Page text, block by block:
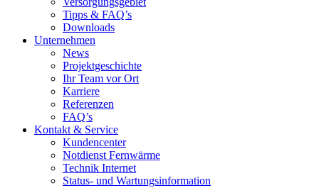
Tipps & FAQ’s
Downloads
Unternehmen
News
Projektgeschichte
Ihr Team vor Ort
Karriere
Referenzen
FAQ’s
Kontakt & Service
Kundencenter
Notdienst Fernwärme
Technik Internet
Status- und Wartungsinformation